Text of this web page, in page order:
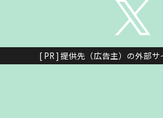
[ PR ] 提供先（広告主）の外部